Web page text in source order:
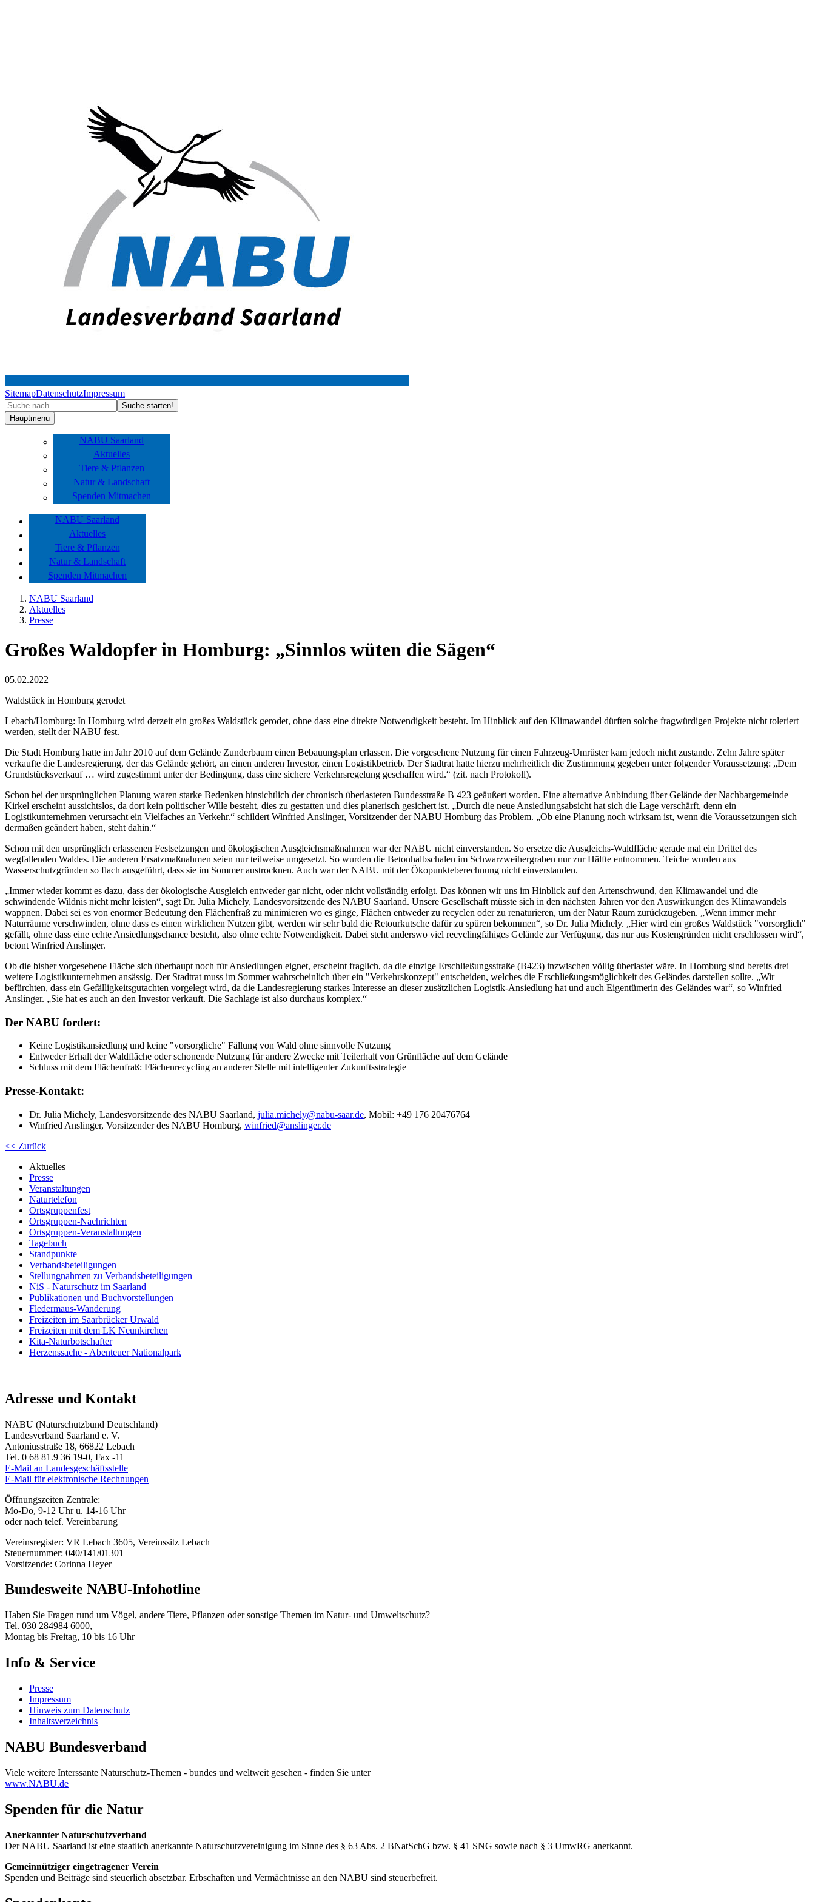
SitemapDatenschutzImpressum
Hauptmenu
NABU Saarland
Aktuelles
Tiere & Pflanzen
Natur & Landschaft
Spenden Mitmachen
NABU Saarland
Aktuelles
Tiere & Pflanzen
Natur & Landschaft
Spenden Mitmachen
NABU Saarland
Aktuelles
Presse
Großes Waldopfer in Homburg: „Sinnlos wüten die Sägen“
05.02.2022
Waldstück in Homburg gerodet
Lebach/Homburg: In Homburg wird derzeit ein großes Waldstück gerodet, ohne dass eine direkte Notwendigkeit besteht. Im Hinblick auf den Klimawandel dürften solche fragwürdigen Projekte nicht toleriert
werden, stellt der NABU fest.
Die Stadt Homburg hatte im Jahr 2010 auf dem Gelände Zunderbaum einen Bebauungsplan erlassen. Die vorgesehene Nutzung für einen Fahrzeug-Umrüster kam jedoch nicht zustande. Zehn Jahre später
verkaufte die Landesregierung, der das Gelände gehört, an einen anderen Investor, einen Logistikbetrieb. Der Stadtrat hatte hierzu mehrheitlich die Zustimmung gegeben unter folgender Voraussetzung: „Dem
Grundstücksverkauf … wird zugestimmt unter der Bedingung, dass eine sichere Verkehrsregelung geschaffen wird.“ (zit. nach Protokoll).
Schon bei der ursprünglichen Planung waren starke Bedenken hinsichtlich der chronisch überlasteten Bundesstraße B 423 geäußert worden. Eine alternative Anbindung über Gelände der Nachbargemeinde
Kirkel erscheint aussichtslos, da dort kein politischer Wille besteht, dies zu gestatten und dies planerisch gesichert ist. „Durch die neue Ansiedlungsabsicht hat sich die Lage verschärft, denn ein
Logistikunternehmen verursacht ein Vielfaches an Verkehr.“ schildert Winfried Anslinger, Vorsitzender der NABU Homburg das Problem. „Ob eine Planung noch wirksam ist, wenn die Voraussetzungen sich
dermaßen geändert haben, steht dahin.“
Schon mit den ursprünglich erlassenen Festsetzungen und ökologischen Ausgleichsmaßnahmen war der NABU nicht einverstanden. So ersetze die Ausgleichs-Waldfläche gerade mal ein Drittel des
wegfallenden Waldes. Die anderen Ersatzmaßnahmen seien nur teilweise umgesetzt. So wurden die Betonhalbschalen im Schwarzweihergraben nur zur Hälfte entnommen. Teiche wurden aus
Wasserschutzgründen so flach ausgeführt, dass sie im Sommer austrocknen. Auch war der NABU mit der Ökopunkteberechnung nicht einverstanden.
„Immer wieder kommt es dazu, dass der ökologische Ausgleich entweder gar nicht, oder nicht vollständig erfolgt. Das können wir uns im Hinblick auf den Artenschwund, den Klimawandel und die
schwindende Wildnis nicht mehr leisten“, sagt Dr. Julia Michely, Landesvorsitzende des NABU Saarland. Unsere Gesellschaft müsste sich in den nächsten Jahren vor den Auswirkungen des Klimawandels
wappnen. Dabei sei es von enormer Bedeutung den Flächenfraß zu minimieren wo es ginge, Flächen entweder zu recyclen oder zu renaturieren, um der Natur Raum zurückzugeben. „Wenn immer mehr
Naturräume verschwinden, ohne dass es einen wirklichen Nutzen gibt, werden wir sehr bald die Retourkutsche dafür zu spüren bekommen“, so Dr. Julia Michely. „Hier wird ein großes Waldstück "vorsorglich"
gefällt, ohne dass eine echte Ansiedlungschance besteht, also ohne echte Notwendigkeit. Dabei steht anderswo viel recyclingfähiges Gelände zur Verfügung, das nur aus Kostengründen nicht erschlossen wird“,
betont Winfried Anslinger.
Ob die bisher vorgesehene Fläche sich überhaupt noch für Ansiedlungen eignet, erscheint fraglich, da die einzige Erschließungsstraße (B423) inzwischen völlig überlastet wäre. In Homburg sind bereits drei
weitere Logistikunternehmen ansässig. Der Stadtrat muss im Sommer wahrscheinlich über ein "Verkehrskonzept" entscheiden, welches die Erschließungsmöglichkeit des Geländes darstellen sollte. „Wir
befürchten, dass ein Gefälligkeitsgutachten vorgelegt wird, da die Landesregierung starkes Interesse an dieser zusätzlichen Logistik-Ansiedlung hat und auch Eigentümerin des Geländes war“, so Winfried
Anslinger. „Sie hat es auch an den Investor verkauft. Die Sachlage ist also durchaus komplex.“
Der NABU fordert:
Keine Logistikansiedlung und keine "vorsorgliche" Fällung von Wald ohne sinnvolle Nutzung
Entweder Erhalt der Waldfläche oder schonende Nutzung für andere Zwecke mit Teilerhalt von Grünfläche auf dem Gelände
Schluss mit dem Flächenfraß: Flächenrecycling an anderer Stelle mit intelligenter Zukunftsstrategie
Presse-Kontakt:
Dr. Julia Michely, Landesvorsitzende des NABU Saarland, julia.michely@nabu-saar.de, Mobil: +49 176 20476764
Winfried Anslinger, Vorsitzender des NABU Homburg, winfried@anslinger.de
<< Zurück
Aktuelles
Presse
Veranstaltungen
Naturtelefon
Ortsgruppenfest
Ortsgruppen-Nachrichten
Ortsgruppen-Veranstaltungen
Tagebuch
Standpunkte
Verbandsbeteiligungen
Stellungnahmen zu Verbandsbeteiligungen
NiS - Naturschutz im Saarland
Publikationen und Buchvorstellungen
Fledermaus-Wanderung
Freizeiten im Saarbrücker Urwald
Freizeiten mit dem LK Neunkirchen
Kita-Naturbotschafter
Herzenssache - Abenteuer Nationalpark
Adresse und Kontakt
NABU (Naturschutzbund Deutschland)
Landesverband Saarland e. V.
Antoniusstraße 18, 66822 Lebach
Tel. 0 68 81.9 36 19-0, Fax -11
E-Mail an Landesgeschäftsstelle
E-Mail für elektronische Rechnungen
Öffnungszeiten Zentrale:
Mo-Do, 9-12 Uhr u. 14-16 Uhr
oder nach telef. Vereinbarung
Vereinsregister: VR Lebach 3605, Vereinssitz Lebach
Steuernummer: 040/141/01301
Vorsitzende: Corinna Heyer
Bundesweite NABU-Infohotline
Haben Sie Fragen rund um Vögel, andere Tiere, Pflanzen oder sonstige Themen im Natur- und Umweltschutz?
Tel. 030 284984 6000,
Montag bis Freitag, 10 bis 16 Uhr
Info & Service
Presse
Impressum
Hinweis zum Datenschutz
Inhaltsverzeichnis
NABU Bundesverband
Viele weitere Interssante Naturschutz-Themen - bundes und weltweit gesehen - finden Sie unter
www.NABU.de
Spenden für die Natur
Anerkannter Naturschutzverband
Der NABU Saarland ist eine staatlich anerkannte Naturschutzvereinigung im Sinne des § 63 Abs. 2 BNatSchG bzw. § 41 SNG sowie nach § 3 UmwRG anerkannt.
Gemeinnütziger eingetragener Verein
Spenden und Beiträge sind steuerlich absetzbar. Erbschaften und Vermächtnisse an den NABU sind steuerbefreit.